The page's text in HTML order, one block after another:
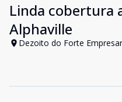
Linda cobertura
Alphaville
Dezoito do Forte